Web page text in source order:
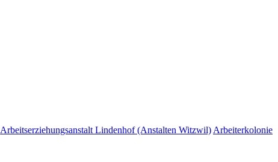
Arbeitserziehungsanstalt Lindenhof (Anstalten Witzwil) Arbeiterkolonie